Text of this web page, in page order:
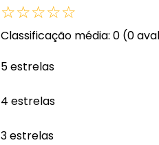
☆☆☆☆☆
Classificação média: 0 (0
5 estrelas
4 estrelas
3 estrelas